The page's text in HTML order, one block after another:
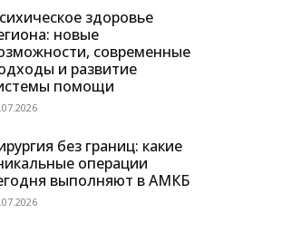
здоровье
новые
современные
и развитие
помощи
без границ: какие
операции
выполняют в АМКБ